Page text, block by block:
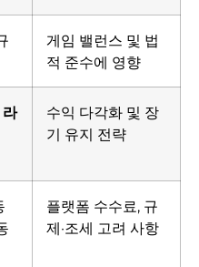
게임 밸런스 및 법
적 준수에 영향
라
수익 다각화 및 장
기 유지 전략
플랫폼 수수료, 규
제·조세 고려 사항